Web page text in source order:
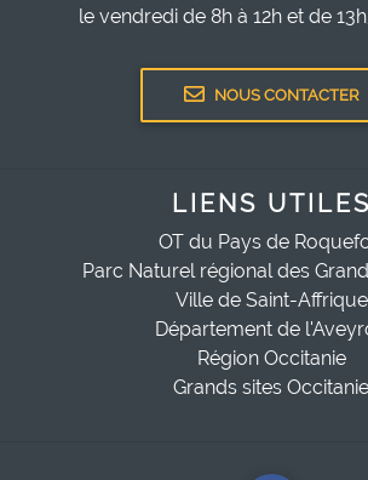
le vendredi de 8h à 12h et de
NOUS CONTACTER
LIENS UTILES
OT du Pays de
Parc Naturel régional des
Ville de Saint-Affrique
Département de
Région Occitanie
Grands sites Occitanie